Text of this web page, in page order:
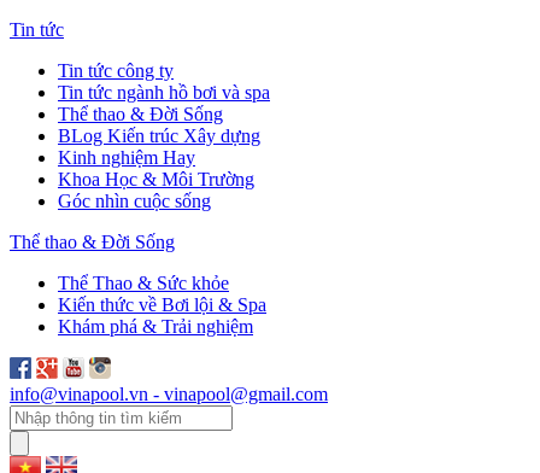
Tin tức
Tin tức công ty
Tin tức ngành hồ bơi và spa
Thể thao & Đời Sống
BLog Kiến trúc Xây dựng
Kinh nghiệm Hay
Khoa Học & Môi Trường
Góc nhìn cuộc sống
Thể thao & Đời Sống
Thể Thao & Sức khỏe
Kiến thức về Bơi lội & Spa
Khám phá & Trải nghiệm
info@vinapool.vn - vinapool@gmail.com